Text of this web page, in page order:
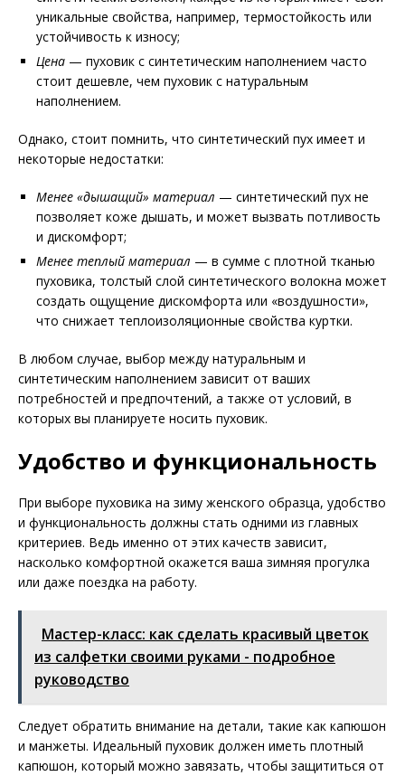
уникальные свойства, например, термостойкость или
устойчивость к износу;
Цена — пуховик с синтетическим наполнением часто
стоит дешевле, чем пуховик с натуральным
наполнением.
Однако, стоит помнить, что синтетический пух имеет и
некоторые недостатки:
Менее «дышащий» материал — синтетический пух не
позволяет коже дышать, и может вызвать потливость
и дискомфорт;
Менее теплый материал — в сумме с плотной тканью
пуховика, толстый слой синтетического волокна может
создать ощущение дискомфорта или «воздушности»,
что снижает теплоизоляционные свойства куртки.
В любом случае, выбор между натуральным и
синтетическим наполнением зависит от ваших
потребностей и предпочтений, а также от условий, в
которых вы планируете носить пуховик.
Удобство и функциональность
При выборе пуховика на зиму женского образца, удобство
и функциональность должны стать одними из главных
критериев. Ведь именно от этих качеств зависит,
насколько комфортной окажется ваша зимняя прогулка
или даже поездка на работу.
Мастер-класс: как сделать красивый цветок
из салфетки своими руками - подробное
руководство
Следует обратить внимание на детали, такие как капюшон
и манжеты. Идеальный пуховик должен иметь плотный
капюшон, который можно завязать, чтобы защититься от